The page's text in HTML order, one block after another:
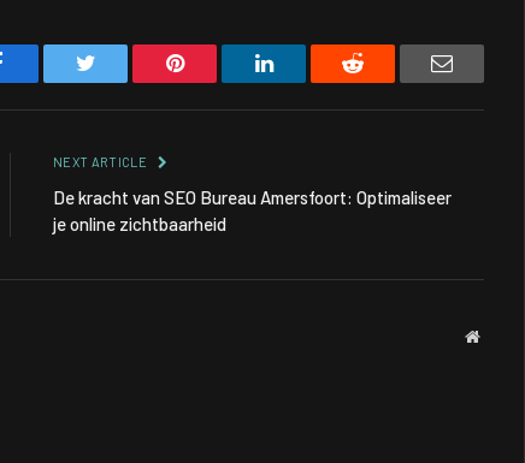
Facebook Twitter Pinterest LinkedIn Reddit Email
NEXT ARTICLE
De kracht van SEO Bureau Amersfoort: Optimaliseer
je online zichtbaarheid
Website